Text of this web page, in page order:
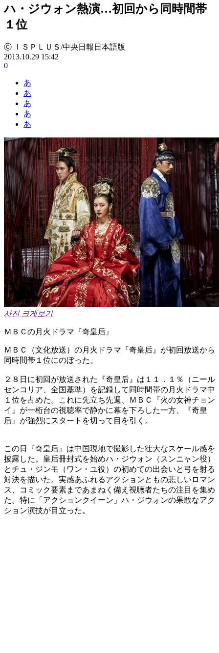
ハ・ジウォン熱演…初回から同時間帯
１位
ⓒ ＩＳＰＬＵＳ/中央日報日本語版
2013.10.29 15:42
0
あ
あ
あ
あ
あ
사진 크게보기
ＭＢＣの月火ドラマ『奇皇后』
ＭＢＣ（文化放送）の月火ドラマ『奇皇后』が初回放送から
同時間帯１位にのぼった。
２８日に初回が放送された『奇皇后』は１１．１％（ニール
センコリア、全国基準）を記録して同時間帯の月火ドラマ中
１位を占めた。これに先立ち先週、ＭＢＣ『火の女神チョン
イ』が一桁台の視聴率で静かに幕を下ろした一方、『奇皇
后』が強烈にスタートを切って目を引く。
この日『奇皇后』は中国現地で撮影した壮大なスケール感を
披露した。皇后冊封式を始めハ・ジウォン（スンニャン役）
とチュ・ジンモ（ワン・ユ役）の初めての出会いと弓を射る
対決を描いた。実感あふれるアクションともの悲しいロマン
ス、コミック要素まであまねく備え視聴者たちの注目を集め
た。特に「アクションクイーン」ハ・ジウォンの果敢なアク
ション演技が目立った。